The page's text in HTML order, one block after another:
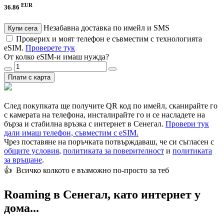
36.86 EUR
Купи сега
Незабавна доставка по имейл и SMS
Проверих и моят телефон е съвместим с технологията
eSIM. Проверете тук
От колко eSIM-и имаш нужда?
Плати с карта
След покупката ще получите QR код по имейл, сканирайте го
с камерата на телефона, инсталирайте го и се насладете на
бърза и стабилна връзка с интернет в Сенегал. Провери тук
дали имаш телефон, съвместим с eSIM.
Чрез поставяне на поръчката потвърждаваш, че си съгласен с
общите условия, политиката за поверителност и политиката
за връщане.
👍️ Всичко колкото е възможно по-просто за теб
Roaming в Сенегал, като интернет у
дома...